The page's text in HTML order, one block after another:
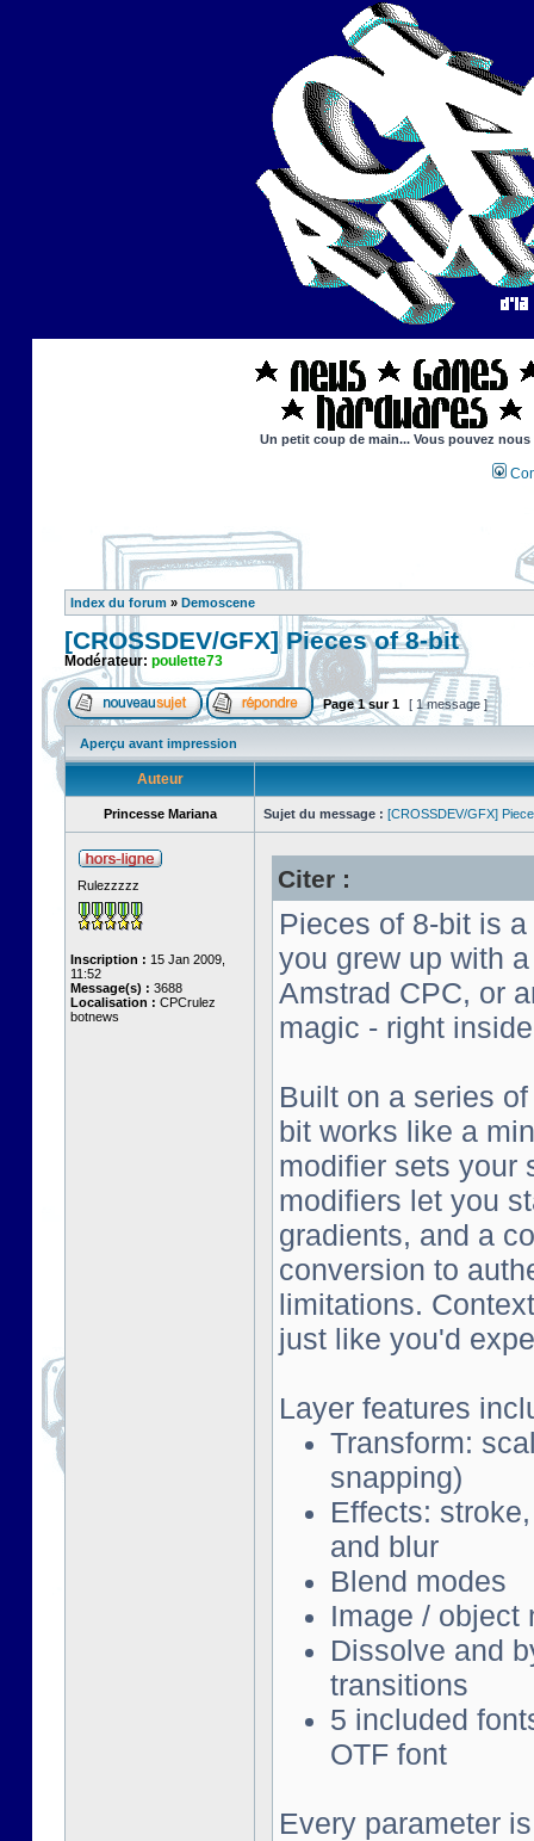
Un petit coup de main... Vous pouvez
Index du forum » Demoscene
[CROSSDEV/GFX] Pieces of 8-bit
Modérateur: poulette73
Page1sur1 [ 1 message ]
Aperçu avant impression
Auteur
Princesse Mariana Sujet du message : [CROSSDEV/GFX]
Rulezzzzz
Inscription : 15 Jan 2009,
11:52
Message(s) : 3688
Localisation : CPCrulez
botnews
Citer :
Pieces of 8-bit is
you grew up with
Amstrad CPC, or
magic - right
Built on a series
bit works like a
modifier sets your
modifiers let you
gradients, and a
conversion to
limitations.
just like you'd
Layer features
Transform:
snapping)
Effects:
and blur
Blend modes
Image / object
Dissolve and
transitions
5 included
OTF font
Every parameter